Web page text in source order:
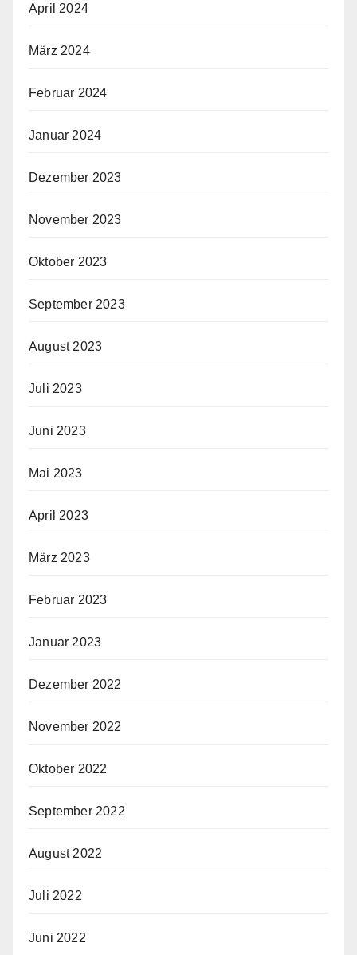
April 2024
März 2024
Februar 2024
Januar 2024
Dezember 2023
November 2023
Oktober 2023
September 2023
August 2023
Juli 2023
Juni 2023
Mai 2023
April 2023
März 2023
Februar 2023
Januar 2023
Dezember 2022
November 2022
Oktober 2022
September 2022
August 2022
Juli 2022
Juni 2022